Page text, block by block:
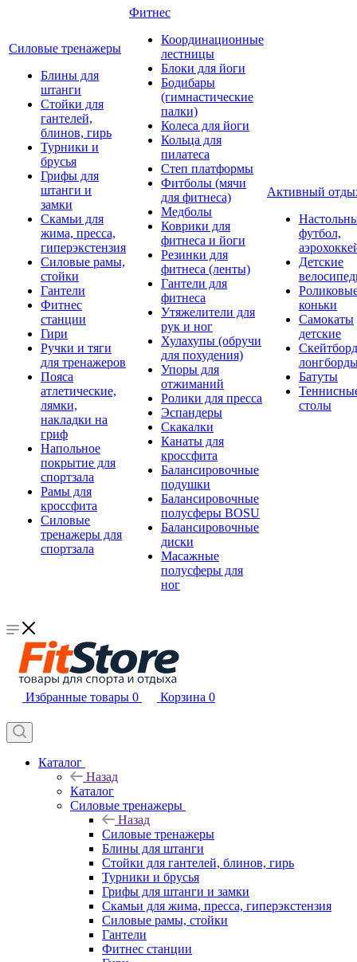
Силовые тренажеры
Блины для
штанги
Стойки для
гантелей,
блинов, гирь
Турники и
брусья
Грифы для
штанги и
замки
Скамьи для
жима, пресса,
гиперэкстензия
Силовые рамы,
стойки
Гантели
Фитнес
станции
Гири
Ручки и тяги
для тренажеров
Пояса
атлетические,
лямки,
накладки на
гриф
Напольное
покрытие для
спортзала
Рамы для
кроссфита
Силовые
тренажеры для
спортзала
Фитнес
Координационные
лестницы
Блоки для йоги
Бодибары
(гимнастические
палки)
Колеса для йоги
Кольца для
пилатеса
Степ платформы
Фитболы (мячи
для фитнеса)
Медболы
Коврики для
фитнеса и йоги
Резинки для
фитнеса (ленты)
Гантели для
фитнеса
Утяжелители для
рук и ног
Хулахупы (обручи
для похудения)
Упоры для
отжиманий
Ролики для пресса
Эспандеры
Скакалки
Канаты для
кроссфита
Балансировочные
подушки
Балансировочные
полусферы BOSU
Балансировочные
диски
Масажные
полусферы для
ног
Активный
футбол,
Детские
коньки
Самокаты
детские
Батуты
столы
Избранные товары 0 Корзина 0
Каталог
Назад
Каталог
Силовые тренажеры
Назад
Силовые тренажеры
Блины для штанги
Стойки для гантелей, блинов, гирь
Турники и брусья
Грифы для штанги и замки
Скамьи для жима, пресса, гиперэкстензия
Силовые рамы, стойки
Гантели
Фитнес станции